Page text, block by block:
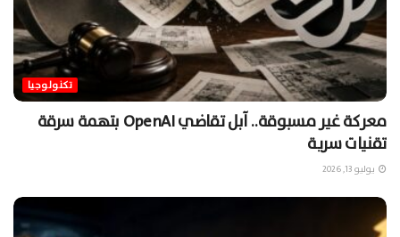
تكنولوجيا
معركة غير مسبوقة.. آبل تقاضي OpenAI بتهمة سرقة
تقنيات سرية
يوليو 13, 2026